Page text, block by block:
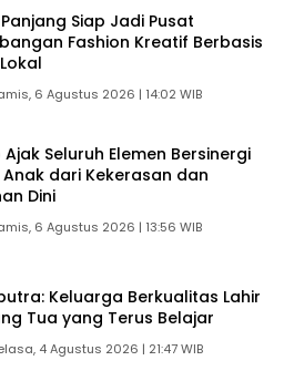
Siap Jadi Pusat
Fashion Kreatif Berbasis
6 Agustus 2026 | 14:02 WIB
Seluruh Elemen Bersinergi
Anak dari Kekerasan dan
Dini
6 Agustus 2026 | 13:56 WIB
Keluarga Berkualitas Lahir
Tua yang Terus Belajar
4 Agustus 2026 | 21:47 WIB